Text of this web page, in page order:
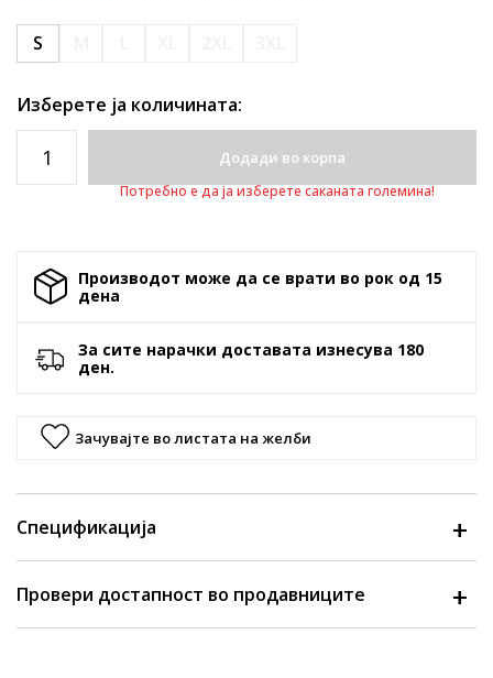
S
Изберете ја количината:
Додади во корпа
Потребно е да ја изберете саканата големина!
Производот може да се врати во рок од 15
денa
За сите нарачки доставата изнесува 180
ден.
Зачувајте во листата на желби
Спецификација
Провери достапност во продавниците